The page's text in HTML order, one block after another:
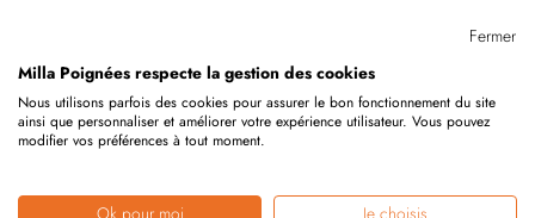
Copyright © 2026MILLA POIGNEESTous droits réservés.
Fermer
Milla Poignées respecte la gestion des cookies
Nous utilisons parfois des cookies pour assurer le bon fonctionnement du site
ainsi que personnaliser et améliorer votre expérience utilisateur. Vous pouvez
modifier vos préférences à tout moment.
Ok pour moi Je choisis